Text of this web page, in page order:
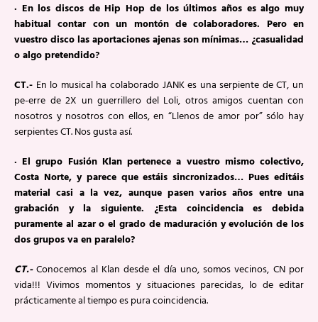
· En los discos de Hip Hop de los últimos años es algo muy
habitual contar con un montón de colaboradores. Pero en
vuestro disco las aportaciones ajenas son mínimas… ¿casualidad
o algo pretendido?
CT.- En lo musical ha colaborado JANK es una serpiente de CT, un
pe-erre de 2X un guerrillero del Loli, otros amigos cuentan con
nosotros y nosotros con ellos, en “Llenos de amor por” sólo hay
serpientes CT. Nos gusta así.
· El grupo Fusión Klan pertenece a vuestro mismo colectivo,
Costa Norte, y parece que estáis sincronizados… Pues editáis
material casi a la vez, aunque pasen varios años entre una
grabación y la siguiente. ¿Esta coincidencia es debida
puramente al azar o el grado de maduración y evolución de los
dos grupos va en paralelo?
CT.-Conocemos al Klan desde el día uno, somos vecinos, CN por
vida!!! Vivimos momentos y situaciones parecidas, lo de editar
prácticamente al tiempo es pura coincidencia.